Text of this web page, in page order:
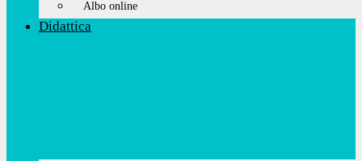
Albo online
Didattica